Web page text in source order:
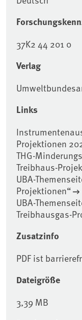
37K2 44 201 0
Verlag
Links
Projektionen
THG-
Treibhaus-
UBA-
Projektionen“
UBA-
Treibhausgas-
Zusatzinfo
PDF ist
Dateigröße
3,39 MB